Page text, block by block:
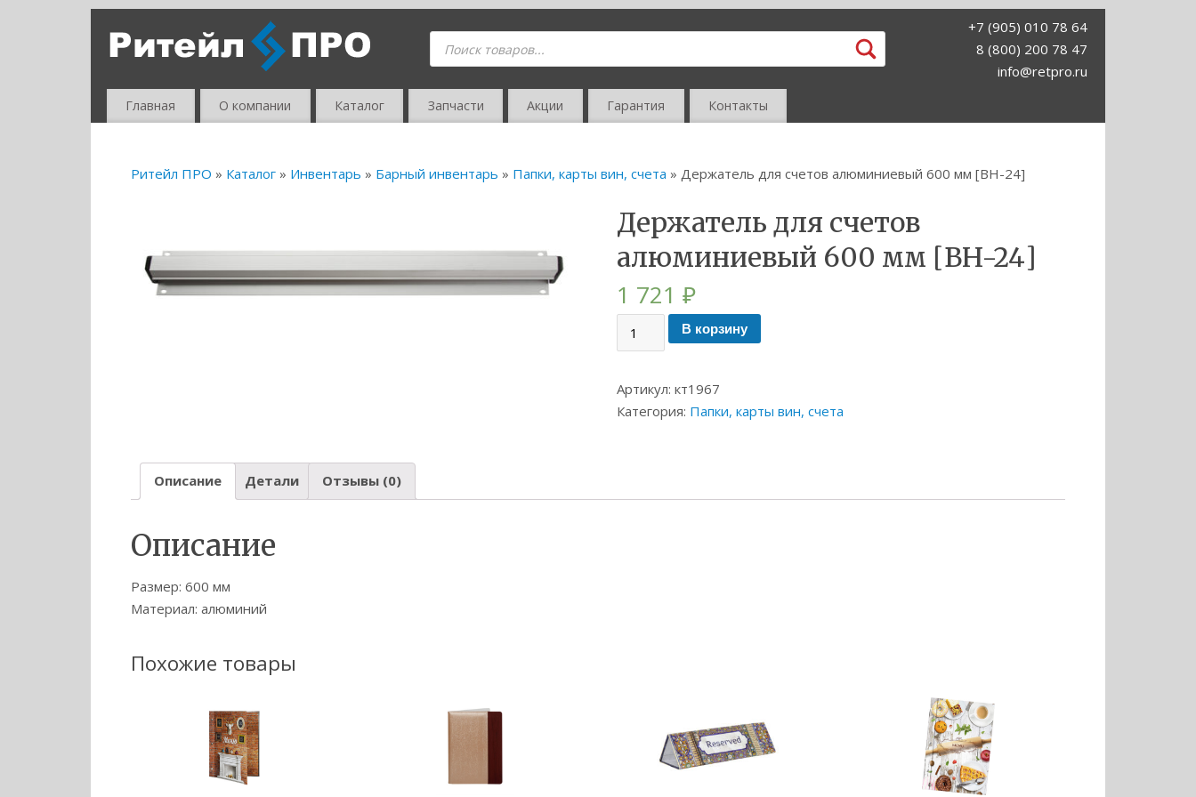
+7 (905) 010 78 64
8 (800) 200 78 47
info@retpro.ru
Главная О компании Каталог Запчасти Акции Гарантия Контакты
Ритейл ПРО » Каталог » Инвентарь » Барный инвентарь » Папки, карты вин, счета » Держатель для счетов алюминиевый 600 мм [BH-24]
Держатель для счетов
алюминиевый 600 мм [BH-24]
1 721 ₽
В корзину
Артикул: кт1967
Категория: Папки, карты вин, счета
Описание Детали Отзывы (0)
Описание
Размер: 600 мм
Материал: алюминий
Похожие товары